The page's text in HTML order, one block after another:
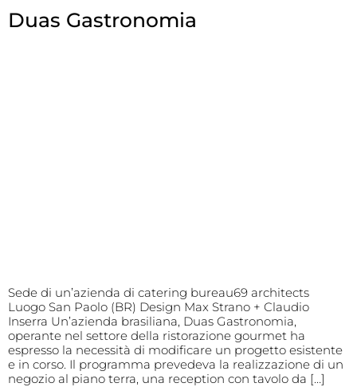
Duas Gastronomia
Sede di un’azienda di catering bureau69 architects
Luogo San Paolo (BR) Design Max Strano + Claudio
Inserra Un’azienda brasiliana, Duas Gastronomia,
operante nel settore della ristorazione gourmet ha
espresso la necessità di modificare un progetto esistente
e in corso. Il programma prevedeva la realizzazione di un
negozio al piano terra, una reception con tavolo da […]